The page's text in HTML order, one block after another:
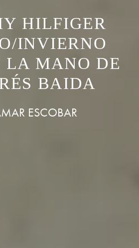
HILFIGER
INVIERNO
LA MANO DE
BAIDA
ESCOBAR